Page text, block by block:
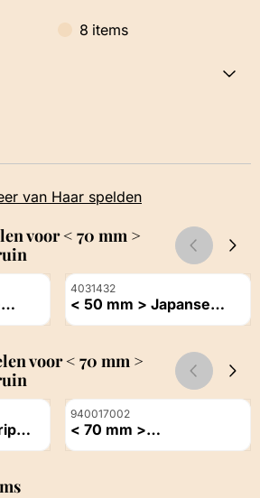
8 items
van Haar spelden
voor< 70 mm >
Artikelnummer
4031432
< 50 mm > Japanse
Haarspeld Brons
Prijs niet zichtbaar
voor< 70 mm >
Artikelnummer
940017002
< 70 mm >
Haarschuifspeld Lisette
Prijs niet zichtbaar